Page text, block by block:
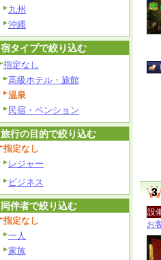
設
お
九州
沖縄
宿タイプで絞り込む
指定なし
高級ホテル・旅館
温泉
民宿・ペンション
旅行の目的で絞り込む
指定なし
レジャー
ビジネス
同伴者で絞り込む
指定なし
一人
家族